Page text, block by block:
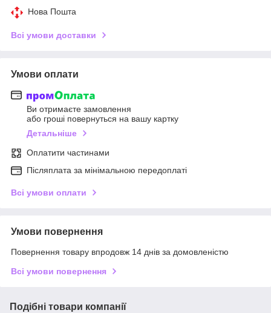
Нова Пошта
Всі умови доставки
Умови оплати
Ви отримаєте замовлення
або гроші повернуться на вашу картку
Детальніше
Оплатити частинами
Післяплата за мінімальною передоплаті
Всі умови оплати
Умови повернення
Повернення товару впродовж 14 днів за домовленістю
Всі умови повернення
Подібні товари компанії